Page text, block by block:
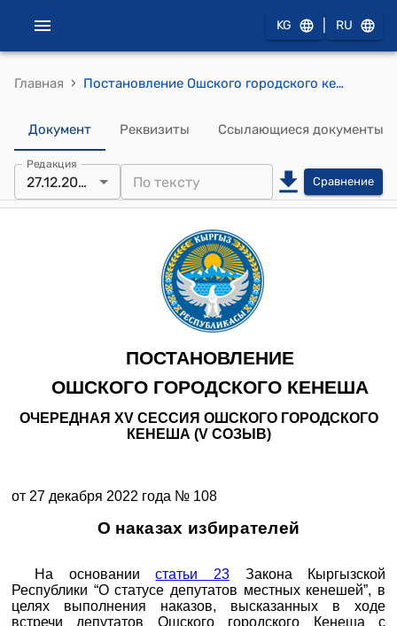
KG RU
Главная › Постановление Ошского городского кенеша от 27 декабря 2022 года № 108 "О наказах избирателей"
Документ Реквизиты Ссылающиеся документы
Редакция
27.12.2022 Сравнение